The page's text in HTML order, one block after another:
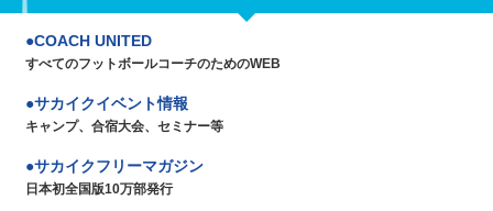
COACH UNITED
すべてのフットボールコーチのためのWEB
サカイクイベント情報
キャンプ、合宿大会、セミナー等
サカイクフリーマガジン
日本初全国版10万部発行